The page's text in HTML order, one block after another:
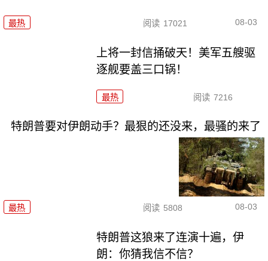
最热 阅读 17021 08-03
上将一封信捅破天！美军五艘驱
逐舰要盖三口锅！
最热 阅读 7216
特朗普要对伊朗动手？最狠的还没来，最骚的来了
最热 阅读 5808 08-03
特朗普这狼来了连演十遍，伊
朗：你猜我信不信？